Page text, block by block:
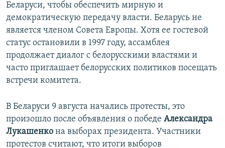
Беларуси, чтобы обеспечить мирную и
демократическую передачу власти. Беларусь не
является членом Совета Европы. Хотя ее гостевой
статус остановили в 1997 году, ассамблея
продолжает диалог с белорусскими властями и
часто приглашает белорусских политиков посещать
встречи комитета.
В Беларуси 9 августа начались протесты, это
произошло после объявления о победе Александра
Лукашенко на выборах президента. Участники
протестов считают, что итоги выборов